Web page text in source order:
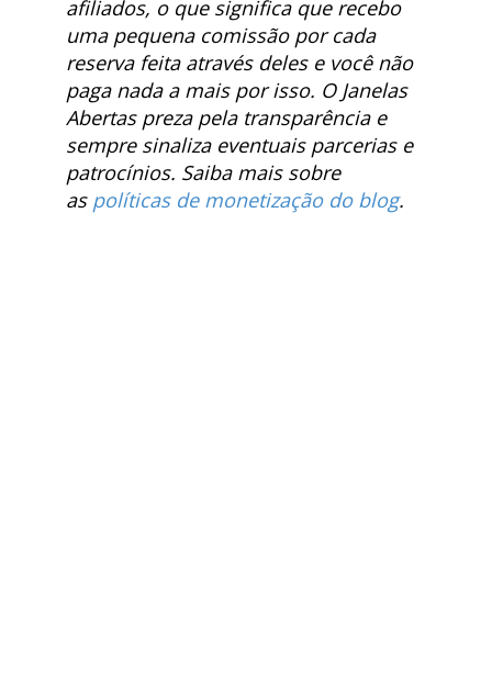
afiliados, o que significa que recebo
uma pequena comissão por cada
reserva feita através deles e você não
paga nada a mais por isso. O Janelas
Abertas preza pela transparência e
sempre sinaliza eventuais parcerias e
patrocínios. Saiba mais sobre
as políticas de monetização do blog.